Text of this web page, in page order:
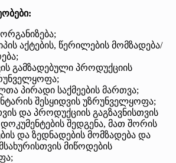
აქტების, წერილების მომზადება/
გამზადებული პროდუქციის
პირადი საქმეების მართვა;
შესყიდვის უზრუნველყოფა;
და პროდუქციის გაგზავნისთვის
შედგენა, მათ შორის
და ზედნადების მომზადება და
მიწოდების